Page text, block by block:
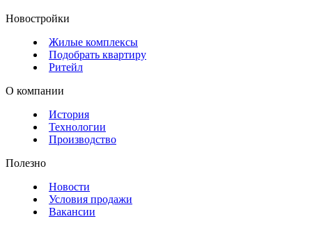
Новостройки
Жилые комплексы
Подобрать квартиру
Ритейл
О компании
История
Технологии
Производство
Полезно
Новости
Условия продажи
Вакансии